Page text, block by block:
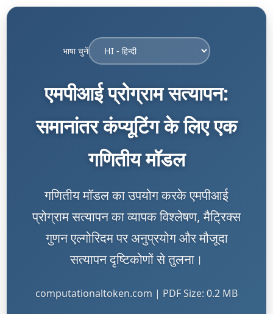
भाषा चुनें
एमपीआई प्रोग्राम सत्यापन:
समानांतर कंप्यूटिंग के लिए एक
गणितीय मॉडल
गणितीय मॉडल का उपयोग करके एमपीआई
प्रोग्राम सत्यापन का व्यापक विश्लेषण, मैट्रिक्स
गुणन एल्गोरिदम पर अनुप्रयोग और मौजूदा
सत्यापन दृष्टिकोणों से तुलना।
computationaltoken.com | PDF Size: 0.2 MB